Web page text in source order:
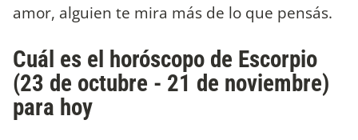
amor, alguien te mira más de lo que pensás.
Cuál es el horóscopo de Escorpio
(23 de octubre - 21 de noviembre)
para hoy